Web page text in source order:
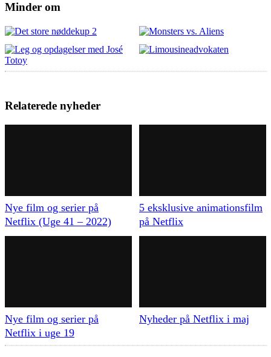
Minder om
Relaterede nyheder
Nye film og serier på
Netflix (Uge 41 – 2022)
5 eksklusive animationsfilm
på Netflix
Nye film og serier på
Netflix i uge 19
Nyheder på Netflix i maj